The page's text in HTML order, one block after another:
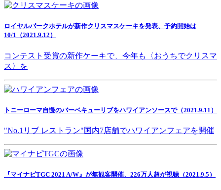
ロイヤルパークホテルが新作クリスマスケーキを発表、予約開始は
10/1（2021.9.12）
コンテスト受賞の新作ケーキで、今年も〈おうちでクリスマ
ス〉を
トニーローマ自慢のバーベキューリブをハワイアンソースで（2021.9.11）
"No.1リブ レストラン"国内7店舗でハワイアンフェアを開催
『マイナビTGC 2021 A/W』が無観客開催、226万人超が視聴（2021.9.5）